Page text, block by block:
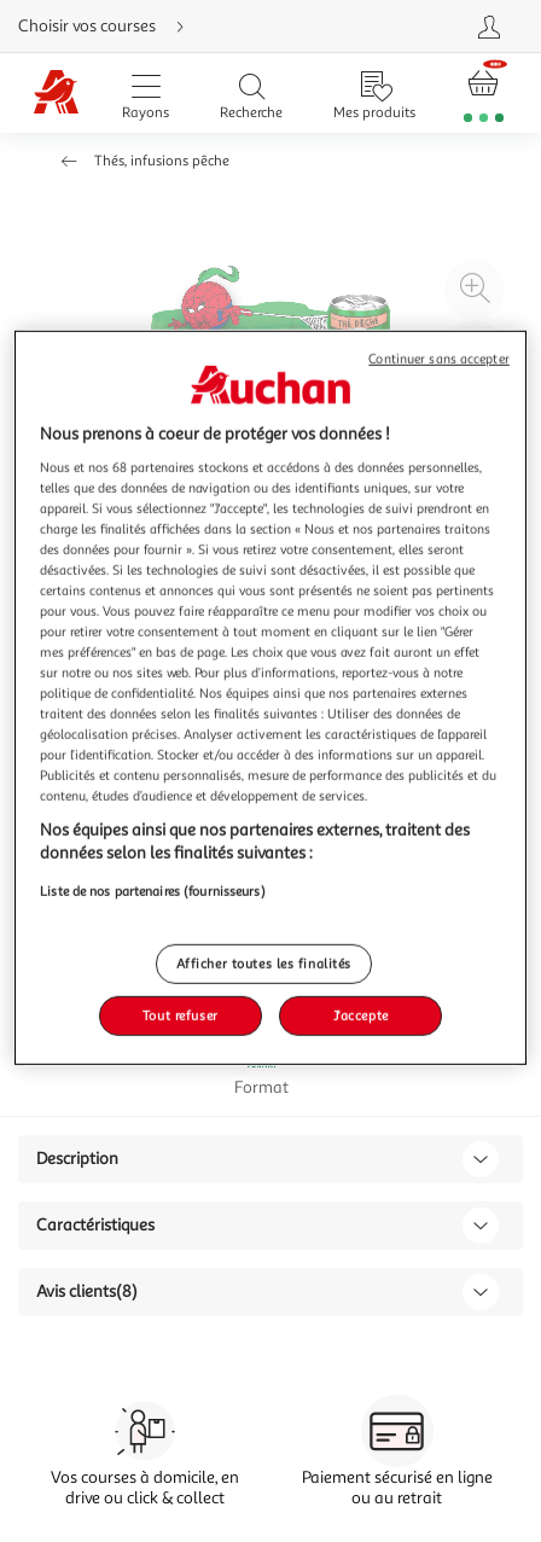
Aller
directement
au
contenu
Aller
directement
Aller
d'aide
Choisir vos courses
Rayons Recherche Mes produits
Thés, infusions pêche
à
Illustration
précédente
Illustration
suivante
4,8 (8)
OASIS
Ice Tea Boisson aux fruits et thé glacé saveur pêche
boîtes
Découvrez Oasis Ice Tea saveur Pêche ! Oasis met son
expertise du fruit au service du Thé glacé pour proposer un
Ice Tea ultra rafraichissant au goût de pêche intense et
faible en calories ! Format canette à partager avec toute la
famille !
En savoir +
6x33cl
Vous voulez connaître le prix de ce produit ?
Format
Description
Caractéristiques
Avis clients(8)
Vos courses à domicile, en
drive ou click & collect
Paiement sécurisé en ligne
ou au retrait
Nous prenons à coeur de protéger vos données !
Nous et nos 68 partenaires stockons et accédons à des données personnelles,
telles que des données de navigation ou des identifiants uniques, sur votre
appareil. Si vous sélectionnez "J'accepte", les technologies de suivi prendront en
charge les finalités affichées dans la section « Nous et nos partenaires traitons
des données pour fournir ». Si vous retirez votre consentement, elles seront
désactivées. Si les technologies de suivi sont désactivées, il est possible que
certains contenus et annonces qui vous sont présentés ne soient pas pertinents
pour vous. Vous pouvez faire réapparaître ce menu pour modifier vos choix ou
pour retirer votre consentement à tout moment en cliquant sur le lien "Gérer
mes préférences" en bas de page. Les choix que vous avez fait auront un effet
sur notre ou nos sites web. Pour plus d’informations, reportez-vous à notre
politique de confidentialité. Nos équipes ainsi que nos partenaires externes
traitent des données selon les finalités suivantes : Utiliser des données de
géolocalisation précises. Analyser activement les caractéristiques de l’appareil
pour l’identification. Stocker et/ou accéder à des informations sur un appareil.
Publicités et contenu personnalisés, mesure de performance des publicités et du
contenu, études d’audience et développement de services.
Nos équipes ainsi que nos partenaires externes, traitent des
données selon les finalités suivantes :
Liste de nos partenaires (fournisseurs)
Afficher toutes les finalités
Tout refuser J'accepte
Continuer sans accepter